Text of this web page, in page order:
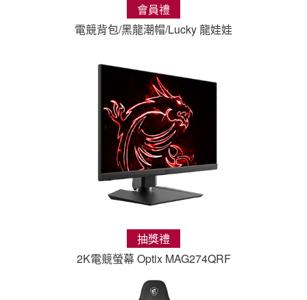
會員禮
電競背包/黑龍潮帽/Lucky 龍娃娃
抽獎禮
2K電競螢幕 Optix MAG274QRF